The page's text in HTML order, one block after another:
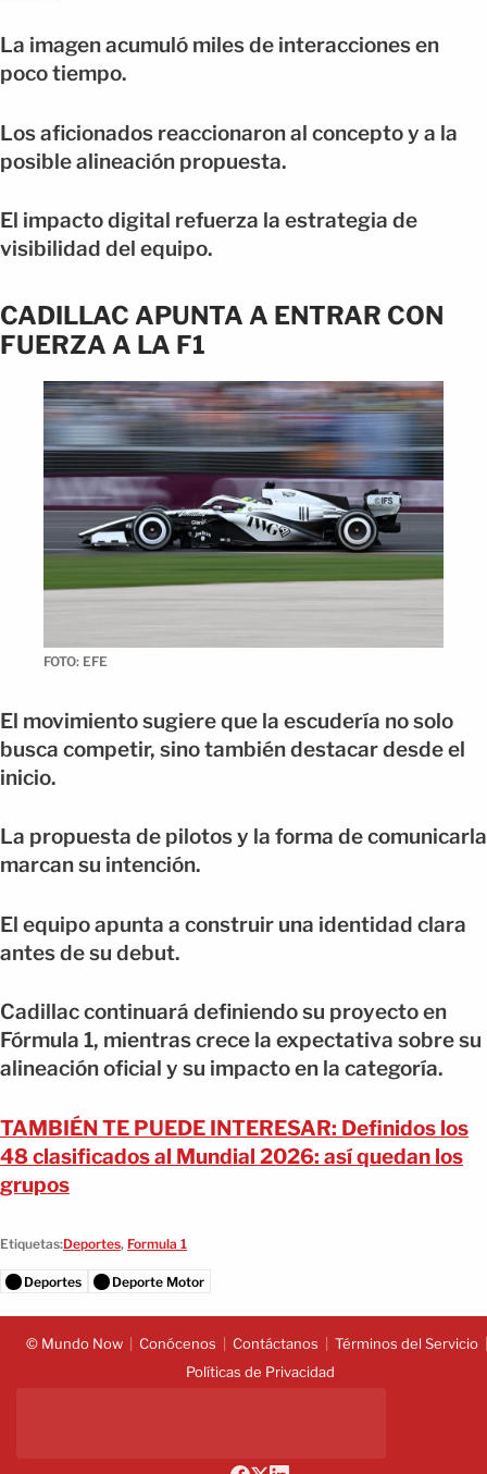
La imagen acumuló miles de interacciones en
poco tiempo.
Los aficionados reaccionaron al concepto y a la
posible alineación propuesta.
El impacto digital refuerza la estrategia de
visibilidad del equipo.
CADILLAC APUNTA A ENTRAR CON
FUERZA A LA F1
FOTO: EFE
El movimiento sugiere que la escudería no solo
busca competir, sino también destacar desde el
inicio.
La propuesta de pilotos y la forma de comunicarla
marcan su intención.
El equipo apunta a construir una identidad clara
antes de su debut.
Cadillac continuará definiendo su proyecto en
Fórmula 1, mientras crece la expectativa sobre su
alineación oficial y su impacto en la categoría.
TAMBIÉN TE PUEDE INTERESAR: Definidos los
48 clasificados al Mundial 2026: así quedan los
grupos
Etiquetas:Deportes, Formula 1
Deportes Deporte Motor
© Mundo Now Conócenos Contáctanos
Términos del Servicio
Políticas de Privacidad